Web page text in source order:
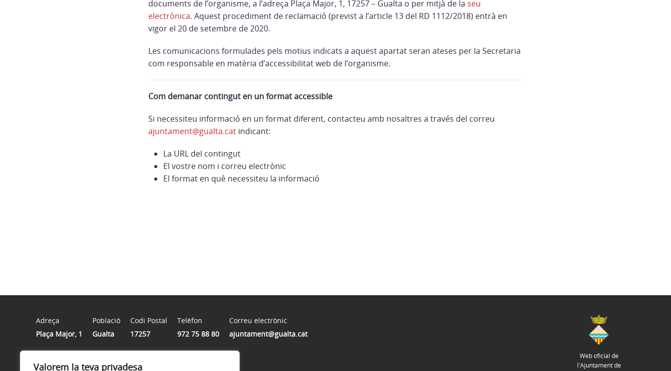
Valorem la teva privadesa
documents de l’organisme, a l’adreça Plaça Major, 1, 17257 – Gualta o per mitjà de la seu
electrònica. Aquest procediment de reclamació (previst a l’article 13 del RD 1112/2018) entrà en
vigor el 20 de setembre de 2020.
Les comunicacions formulades pels motius indicats a aquest apartat seran ateses per la Secretaria
com responsable en matèria d’accessibilitat web de l’organisme.
Com demanar contingut en un format accessible
Si necessiteu informació en un format diferent, contacteu amb nosaltres a través del correu
ajuntament@gualta.cat indicant:
La URL del contingut
El vostre nom i correu electrònic
El format en què necessiteu la informació
Adreça
Plaça Major, 1
Població
Gualta
Codi Postal
17257
Telèfon
972 75 88 80
Correu electrònic
ajuntament@gualta.cat
Horari
Web oficial de
l'Ajuntament de